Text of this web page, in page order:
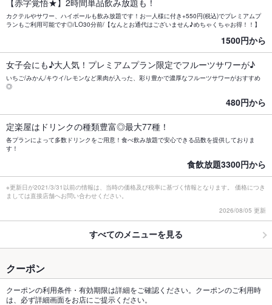
カクテルやサワー、ハイボールも飲み放題です！お一人様に付き+550円(税込)でプレミアムプ
ランもご利用可能です◎/LO30分前/【なんとお通代はございません♪めちゃくちゃお得！！】
1500円から
女子会にも♪大人気！プレミアムプラン限定でフルーツサワーが♪
いちご/みかん/キウイ/レモンなど果肉が入った、彩り豊かで濃厚なフルーツサワーがおすすめ
◎
480円から
定楽屋はドリンクの種類豊富◎最大77種！
各プランによって多数ドリンクをご用意！食べ飲み放題で安心できる品数を提供しておりま
す！
食飲放題3300円から
※更新日が2021/3/31以前の情報は、当時の価格及び税率に基づく情報となります。 価格につき
ましては直接店舗へお問い合わせください。
2026/08/05 更新
すべてのメニューを見る
クーポン
クーポンの利用条件・有効期限は詳細をご確認ください。クーポンのご利用時
は、必ず詳細画面をお店にご提示ください。